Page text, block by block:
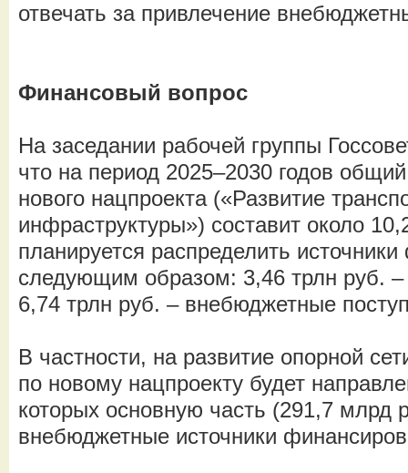
отвечать за привлечение
Финансовый вопрос
На заседании рабочей группы
что на период 2025–2030 годов
нового нацпроекта («Развитие
инфраструктуры») составит около
планируется распределить
следующим образом: 3,46 трлн руб.
6,74 трлн руб. – внебюджетные
В частности, на развитие опорной
по новому нацпроекту будет
которых основную часть (291,7 млрд
внебюджетные источники